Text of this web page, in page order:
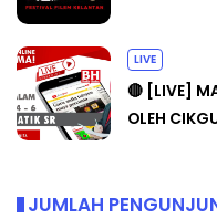
LIVE
🔴 [LIVE]
OLEH
JUMLAH